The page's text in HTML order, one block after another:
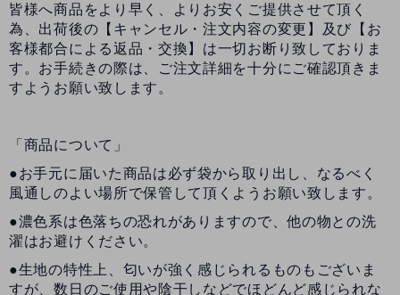
皆様へ商品をより早く、よりお安くご提供させて頂く
為、出荷後の【キャンセル・注文内容の変更】及び【お
客様都合による返品・交換】は一切お断り致しておりま
す。お手続きの際は、ご注文詳細を十分にご確認頂きま
すようお願い致します。
「商品について」
●お手元に届いた商品は必ず袋から取り出し、なるべく
風通しのよい場所で保管して頂くようお願い致します。
●濃色系は色落ちの恐れがありますので、他の物との洗
濯はお避けください。
●生地の特性上、匂いが強く感じられるものもございま
すが、数日のご使用や陰干しなどでほどんど感じられな